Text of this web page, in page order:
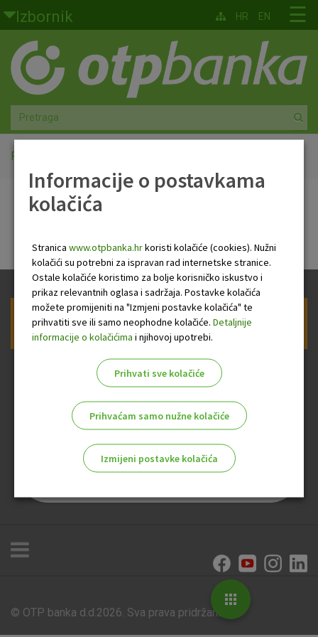
Skoči na glavni sadržaj
Izbornik
Građani
Privatno bankarstvo
Agro
Mala poduzeća i obrtnici
Srednja i velika poduzeća
Faktoring
O nama
☰
HR EN
Početna
ENG Newsletter
Prijava na newsletter OTP banke
Poslovnice i bankomati
© OTP banka d.d.2026. Sva prava pridržana.
Informacije o postavkama
kolačića
Stranica www.otpbanka.hrkoristi kolačiće (cookies). Nužni
kolačići su potrebni za ispravan rad internetske stranice.
Ostale kolačiće koristimo za bolje korisničko iskustvo i
prikaz relevantnih oglasa i sadržaja. Postavke kolačića
možete promijeniti na "Izmjeni postavke kolačića" te
prihvatiti sve ili samo neophodne kolačiće. Detaljnije
informacije o kolačićima i njihovoj upotrebi.
Prihvati sve kolačiće
Prihvaćam samo nužne kolačiće
Izmijeni postavke kolačića
Nužni kolačići
Analitički kolačići